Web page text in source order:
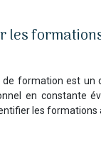
les
de formation est
en constante
les formations